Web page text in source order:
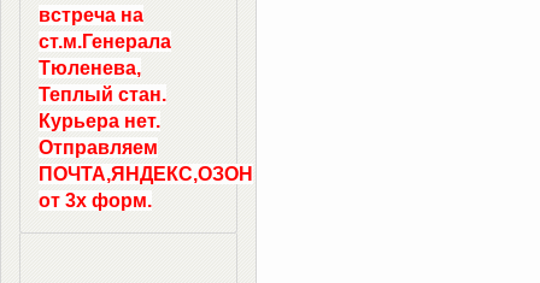
встреча на
ст.м.Генерала
Тюленева,
Теплый стан.
Курьера нет.
Отправляем
ПОЧТА,ЯНДЕКС,ОЗОН
от 3х форм.